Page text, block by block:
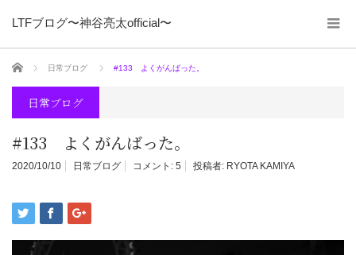
LTFブログ〜神谷亮太official〜
ホーム 日常ブログ #133 よくがんばった。
日常ブログ
#133 よくがんばった。
2020/10/10 日常ブログ コメント: 5 投稿者: RYOTA KAMIYA